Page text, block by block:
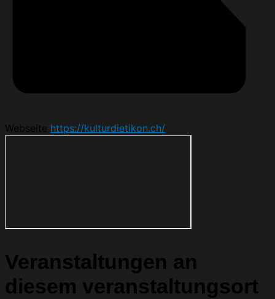
Webseite https://kulturdietikon.ch/
Veranstaltungen an
diesem veranstaltungsort